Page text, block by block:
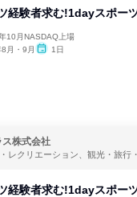
経験者求む!1dayスポー
10月NASDAQ上場
月・9月 1日
ス株式会社
レクリエーション、観光・旅行
経験者求む!1dayスポー